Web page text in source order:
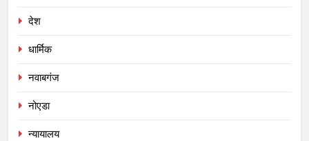
देश
धार्मिक
नवाबगंज
नोएडा
न्यायालय